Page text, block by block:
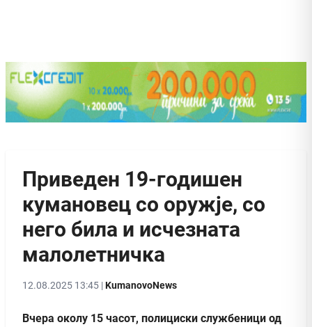
Приведен 19-годишен
кумановец со оружје, со
него била и исчезната
малолетничка
12.08.2025 13:45 |KumanovoNews
Вчера околу 15 часот, полициски службеници од